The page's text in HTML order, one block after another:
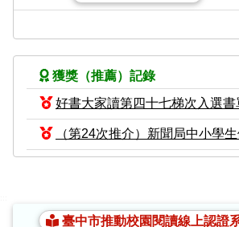
獲獎（推薦）記錄
好書大家讀第四十七梯次入選書
（第24次推介）新聞局中小學
臺中市推動校園閱讀線上認證